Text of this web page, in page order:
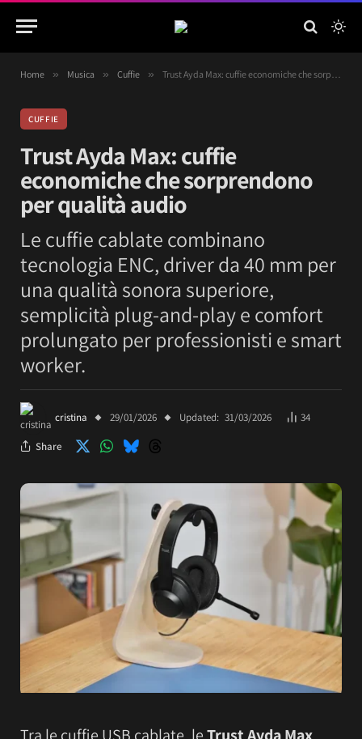
Home » Musica » Cuffie » Trust Ayda Max: cuffie economiche che sorprendono per qualità audio
CUFFIE
Trust Ayda Max: cuffie
economiche che sorprendono
per qualità audio
Le cuffie cablate combinano
tecnologia ENC, driver da 40 mm per
una qualità sonora superiore,
semplicità plug-and-play e comfort
prolungato per professionisti e smart
worker.
cristina 29/01/2026 Updated: 31/03/2026 34
Share